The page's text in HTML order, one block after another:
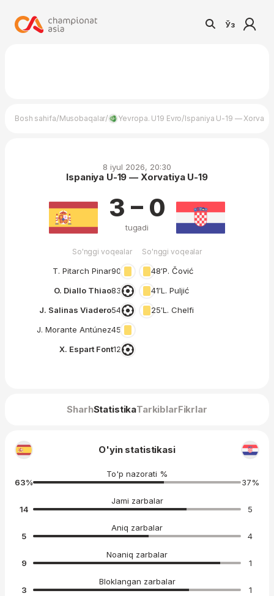
Ўз
Bosh sahifa/Musobaqalar/ Yevropa. U19 Evro/Ispaniya U-19 —
8 iyul 2026, 20:30
Ispaniya U-19 — Xorvatiya U-19
So'nggi voqealar
T. Pitarch Pinar90′
O. Diallo Thiao83′
J. Salinas Viadero54′
J. Morante Antúnez45′
X. Espart Font12′
3 – 0
tugadi
So'nggi voqealar
48′P. Čović
41′L. Puljić
25′L. Chelfi
SharhStatistikaTarkiblarFikrlar
O'yin statistikasi
To'p nazorati %
63% 37%
Jami zarbalar
14
5
Aniq zarbalar
5
4
Noaniq zarbalar
9
1
Bloklangan zarbalar
3
1